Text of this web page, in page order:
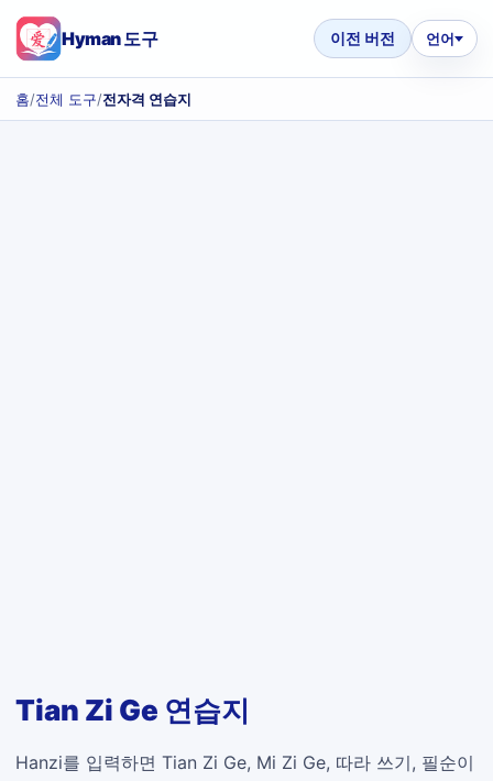
Hyman 도구 이전 버전 언어
홈/전체 도구/전자격 연습지
Tian Zi Ge 연습지
Hanzi를 입력하면 Tian Zi Ge, Mi Zi Ge, 따라 쓰기, 필순이